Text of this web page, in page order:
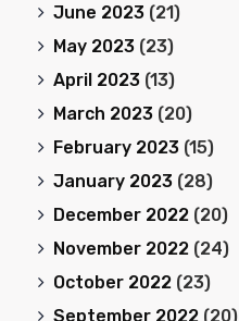
June 2023 (21)
May 2023 (23)
April 2023 (13)
March 2023 (20)
February 2023 (15)
January 2023 (28)
December 2022 (20)
November 2022 (24)
October 2022 (23)
September 2022 (20)